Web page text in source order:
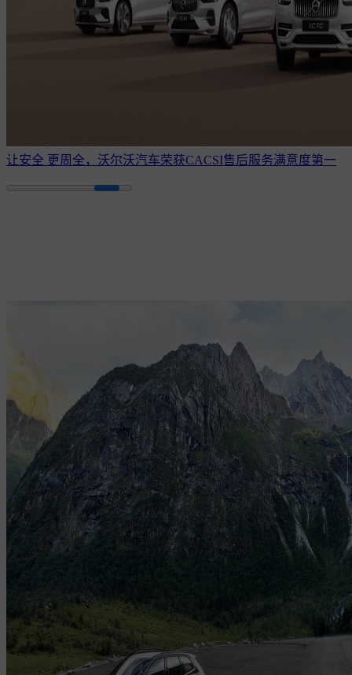
让安全 更周全，沃尔沃汽车荣获CACSI售后服务满意度第一